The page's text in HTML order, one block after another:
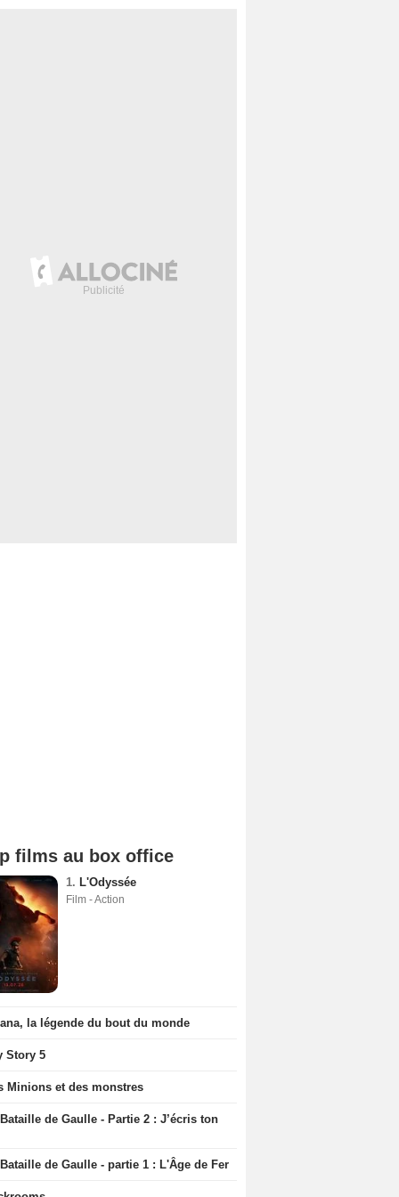
films au box office
1. L'Odyssée
Film - Action
la légende du bout du monde
Story 5
Minions et des monstres
de Gaulle - Partie 2 : J’écris ton
de Gaulle - partie 1 : L'Âge de Fer